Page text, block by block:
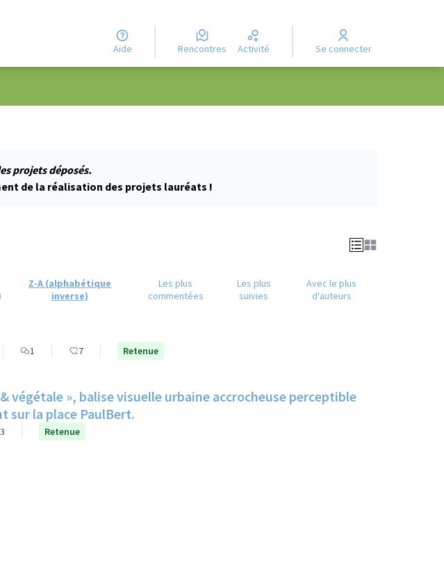
Aide Rencontres Activité Se connecter
projets déposés.
de la réalisation des projets lauréats !
Z-A (alphabétique
inverse)
Les plus
commentées
Les plus
suivies
Avec le plus
d'auteurs
1 7 Retenue
végétale », balise visuelle urbaine accrocheuse perceptible
sur la place PaulBert.
3 Retenue